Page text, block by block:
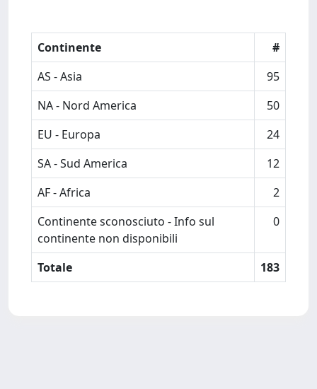
Continente
#
AS - Asia
95
NA - Nord America
50
EU - Europa
24
SA - Sud America
12
AF - Africa
2
Continente sconosciuto - Info sul
continente non disponibili
0
Totale 183